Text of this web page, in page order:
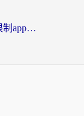
海外党追剧必备：手机解除地区限制app怎么选？解决央视视频&国内剧地区限制全指南